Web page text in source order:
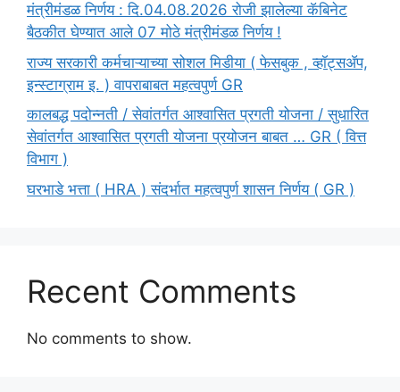
मंत्रीमंडळ निर्णय : दि.04.08.2026 रोजी झालेल्या कॅबिनेट
बैठकीत घेण्यात आले 07 मोठे मंत्रीमंडळ निर्णय !
राज्य सरकारी कर्मचाऱ्याच्या सोशल मिडीया ( फेसबुक , व्हॉट्सॲप,
इन्स्टाग्राम इ. ) वापराबाबत महत्वपुर्ण GR
कालबद्ध पदोन्नती / सेवांतर्गत आश्वासित प्रगती योजना / सुधारित
सेवांतर्गत आश्वासित प्रगती योजना प्रयोजन बाबत … GR ( वित्त
विभाग )
घरभाडे भत्ता ( HRA ) संदर्भात महत्वपुर्ण शासन निर्णय ( GR )
Recent Comments
No comments to show.